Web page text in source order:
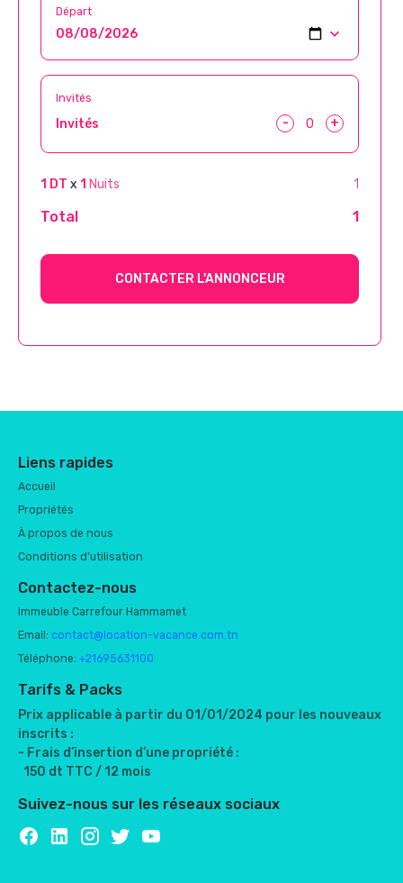
Départ
Invités
Invités - +
1 DT x 1 Nuits 1
Total 1
CONTACTER L'ANNONCEUR
Liens rapides
Accueil
Propriétés
À propos de nous
Conditions d'utilisation
Contactez-nous
Immeuble Carrefour Hammamet
Email: contact@location-vacance.com.tn
Téléphone: +21695631100
Tarifs & Packs
Prix applicable à partir du 01/01/2024 pour les nouveaux
inscrits :
- Frais d’insertion d’une propriété :
150 dt TTC / 12 mois
Suivez-nous sur les réseaux sociaux